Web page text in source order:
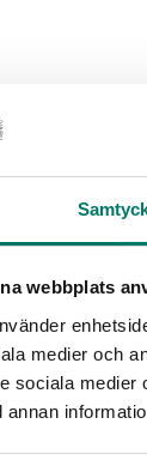
webbplats
medier och
sociala medier
annan